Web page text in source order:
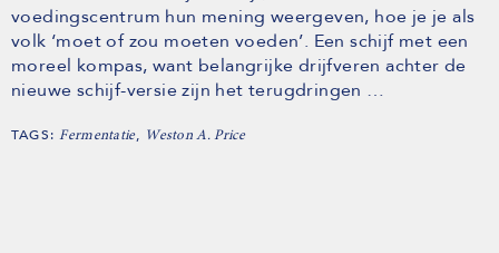
voedingscentrum hun mening weergeven, hoe je je als
volk ‘moet of zou moeten voeden’. Een schijf met een
moreel kompas, want belangrijke drijfveren achter de
nieuwe schijf-versie zijn het terugdringen …
TAGS:Fermentatie, Weston A. Price